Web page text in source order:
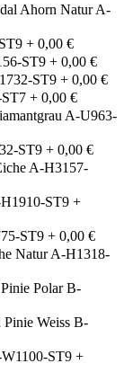
Ahorn Natur A-
+ 0,00 €
ST9 + 0,00 €
ST9 + 0,00 €
+ 0,00 €
A-U963-
ST9 + 0,00 €
A-H3157-
ST9 +
ST9 + 0,00 €
Natur A-H1318-
Polar B-
Pinie Weiss B-
ST9 +